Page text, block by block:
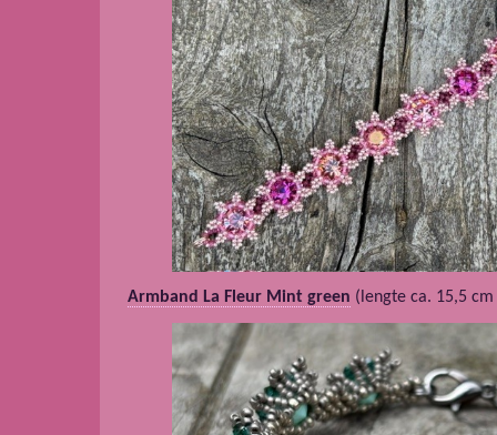
Armband La Fleur Mint green (lengte ca. 15,5